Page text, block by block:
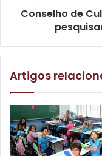
Secretário do Trabalho,
Londrina. Foto:
Conselho de
Artigos